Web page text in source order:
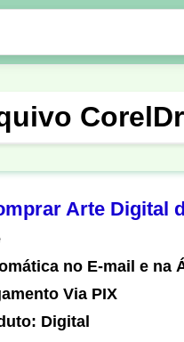
Vôlei Futebol
História
Arte Digital
no E-mail e na
Via PIX
Digital